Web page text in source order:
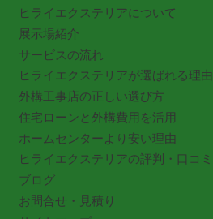
ヒライエクステリアについて
展示場紹介
サービスの流れ
ヒライエクステリアが選ばれる理由
外構工事店の正しい選び方
住宅ローンと外構費用を活用
ホームセンターより安い理由
ヒライエクステリアの評判・口コミ
ブログ
お問合せ・見積り